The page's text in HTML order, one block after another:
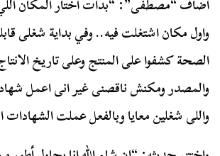
واول مكان اشتغلت فيه.. وفي بداية شغلى
الصحة كشفوا على المنتج وعلى تاريخ الانتاج
والمصدر ومكنش ناقصنى غير انى اعمل
واللى شغلين معايا وبالفعل عملت